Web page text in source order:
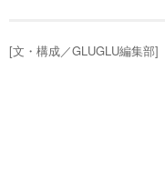
[文・構成／GLUGLU編集部]